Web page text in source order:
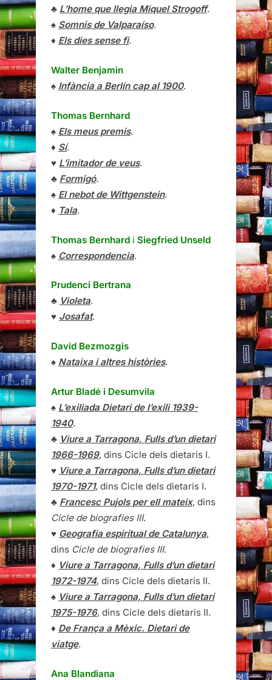
♣ L’home que llegia Miquel Strogoff.
♠ Somnis de Valparaíso.
♦ Els dies sense fi.
Walter Benjamin
♠ Infància a Berlín cap al 1900.
Thomas Bernhard
♠ Els meus premis.
♦ Sí.
♥ L’imitador de veus.
♣ Formigó.
♠ El nebot de Wittgenstein.
♦ Tala.
Thomas Bernhard i Siegfried Unseld
♠ Correspondencia.
Prudenci Bertrana
♣ Violeta.
♥ Josafat.
David Bezmozgis
♠ Nataixa i altres històries.
Artur Bladé i Desumvila
♠ L’exiliada Dietari de l’exili 1939-
1940.
♣ Viure a Tarragona, Fulls d’un dietari
1966-1969, dins Cicle dels dietaris I.
♥ Viure a Tarragona, Fulls d’un dietari
1970-1971, dins Cicle dels dietaris I.
♣ Francesc Pujols per ell mateix, dins
Cicle de biografies III.
♥ Geografia espiritual de Catalunya,
dins Cicle de biografies III.
♦ Viure a Tarragona, Fulls d’un dietari
1972-1974, dins Cicle dels dietaris II.
♠ Viure a Tarragona, Fulls d’un dietari
1975-1976, dins Cicle dels dietaris II.
♦ De França a Mèxic. Dietari de
viatge.
Ana Blandiana